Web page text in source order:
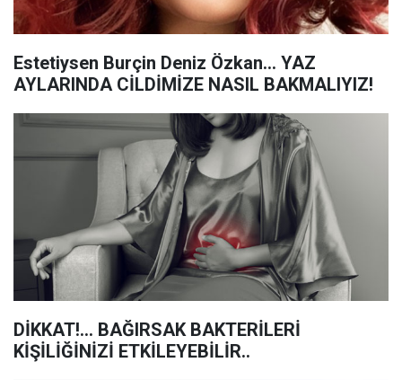
Estetiysen Burçin Deniz Özkan… YAZ
AYLARINDA CİLDİMİZE NASIL BAKMALIYIZ!
DİKKAT!... BAĞIRSAK BAKTERİLERİ
KİŞİLİĞİNİZİ ETKİLEYEBİLİR..